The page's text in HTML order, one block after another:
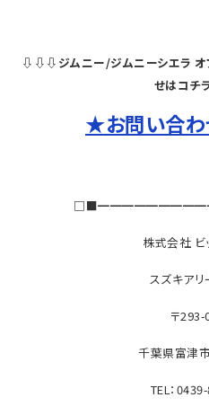
⇩⇩⇩ジムニー/ジムニーシエラ オ
せはコ
★お問い合
株式会社 ビ
スズキア
〒293-
千葉県富津
TEL：